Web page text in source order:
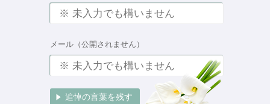
メール（公開されません）